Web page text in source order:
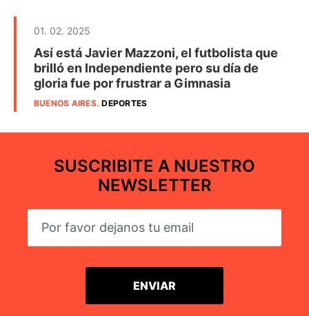
01. 02. 2025
Así está Javier Mazzoni, el futbolista que
brilló en Independiente pero su día de
gloria fue por frustrar a Gimnasia
BUENOS AIRES.DEPORTES
SUSCRIBITE A NUESTRO
NEWSLETTER